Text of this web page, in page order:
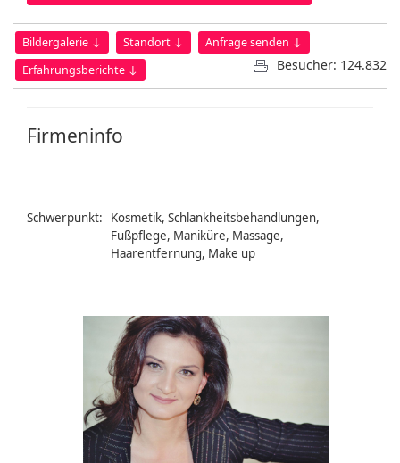
Bildergalerie ↓ Standort ↓
Anfrage senden ↓
Erfahrungsberichte ↓
Besucher: 124.832
Firmeninfo
Schwerpunkt: Kosmetik, Schlankheitsbehandlungen,
Fußpflege, Maniküre, Massage,
Haarentfernung, Make up